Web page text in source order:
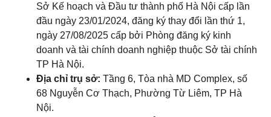
Sở Kế hoạch và Đầu tư thành phố Hà Nội cấp lần
đầu ngày 23/01/2024, đăng ký thay đổi lần thứ 1,
ngày 27/08/2025 cấp bởi Phòng đăng ký kinh
doanh và tài chính doanh nghiệp thuộc Sở tài chính
TP Hà Nội.
Địa chỉ trụ sở: Tầng 6, Tòa nhà MD Complex, số
68 Nguyễn Cơ Thạch, Phường Từ Liêm, TP Hà
Nội.